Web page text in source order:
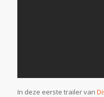
In deze eerste trailer van